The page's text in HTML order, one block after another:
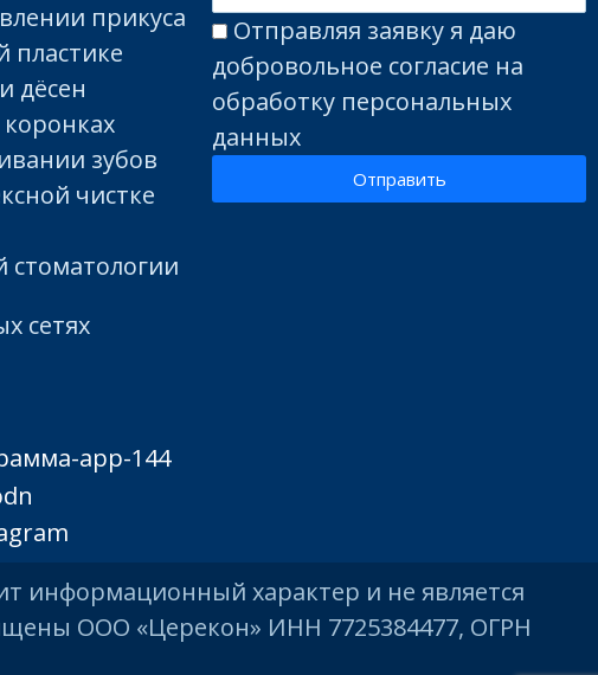
прикуса
пластике
дёсен
зубов
чистке
стоматологии
сетях
Отправляя заявку я даю
добровольное согласие на
обработку персональных
данных
Отправить
информационный характер и не является
ООО «Церекон» ИНН 7725384477, ОГРН